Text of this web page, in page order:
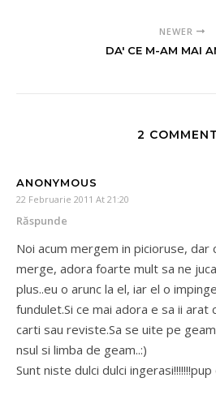
NEWER
DA' CE M-AM MAI
2
ANONYMOUS
22 Februarie 2011 At 21:20
Răspunde
Noi acum mergem in picioruse, dar
merge, adora foarte mult sa ne
plus..eu o arunc la el, iar el o
fundulet.Si ce mai adora e sa ii arat
carti sau reviste.Sa se uite pe
nsul si limba de geam..:)
Sunt niste dulci dulci